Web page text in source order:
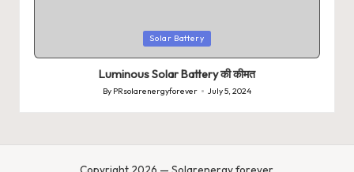
Solar Battery
Luminous Solar Battery की कीमत
Posted
by
By PRsolarenergyforever July 5, 2024